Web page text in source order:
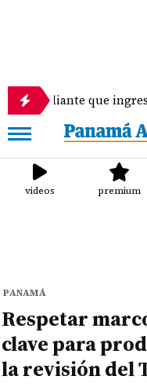
que ingresó con
videos premium
PANAMÁ
Respetar
clave para
la revisión del